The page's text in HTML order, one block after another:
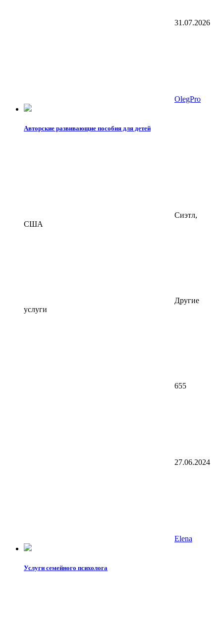
31.07.2026
OlegPro
Авторские развивающие пособия для детей
Сиэтл,
США
Другие
услуги
655
27.06.2024
Elena
Услуги семейного психолога